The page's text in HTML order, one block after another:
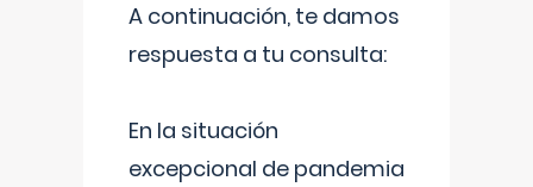
A continuación, te damos
respuesta a tu consulta:
En la situación
excepcional de pandemia